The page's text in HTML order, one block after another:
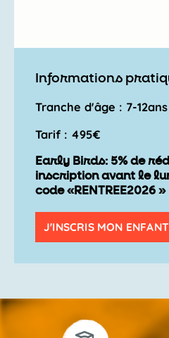
Informations
Tranche d'âge : 7-12ans
Tarif : 495€
Early Birds: 5% de
inscription avant le
code «RENTREE2026 »
J'INSCRIS MON ENFANT